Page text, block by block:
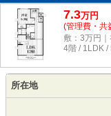
7.3万円
(管理費・共
敷：3万円
4階 / 1LDK /
所在地